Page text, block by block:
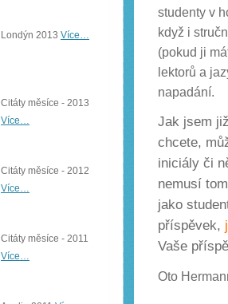
studenty v
když i
(pokud ji
lektorů a
napadání.
Jak jsem
chcete,
iniciály či
nemusí
jako
příspěvek,
Vaše
Oto
Londýn 2013 Více…
Citáty měsíce - 2013
Více…
Citáty měsíce - 2012
Více…
Citáty měsíce - 2011
Více…